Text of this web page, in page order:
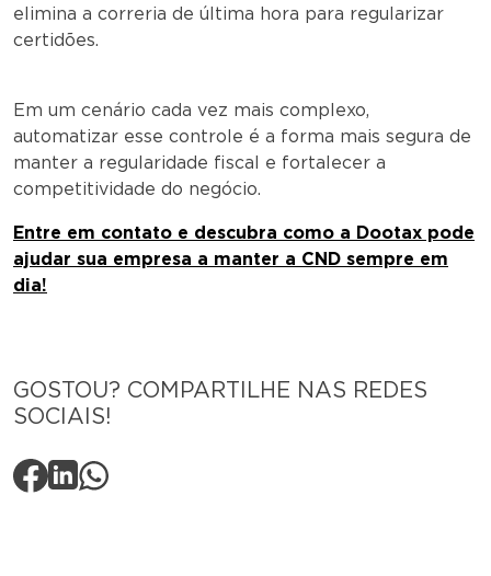
elimina a correria de última hora para regularizar
certidões.
Em um cenário cada vez mais complexo,
automatizar esse controle é a forma mais segura de
manter a regularidade fiscal e fortalecer a
competitividade do negócio.
Entre em contato e descubra como a Dootax pode
ajudar sua empresa a manter a CND sempre em
dia!
GOSTOU? COMPARTILHE NAS REDES
SOCIAIS!